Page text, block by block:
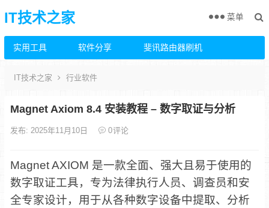
IT技术之家
实用工具 软件分享 斐讯路由器刷机
菜单
IT技术之家 行业软件
Magnet Axiom 8.4 安装教程 – 数字取证与分析
发布: 2025年11月10日 0评论
Magnet AXIOM 是一款全面、强大且易于使用的
数字取证工具，专为法律执行人员、调查员和安
全专家设计，用于从各种数字设备中提取、分析